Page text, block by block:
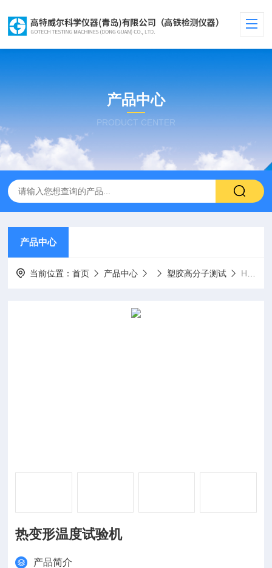
产品中心
PRODUCT CENTER
产品中心
当前位置：首页 产品中心 塑胶高分子测试 HV-3000-P3C/P6C热变形温度试验机
热变形温度试验机
产品简介